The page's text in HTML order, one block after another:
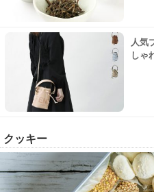
人気
しゃ
クッキー